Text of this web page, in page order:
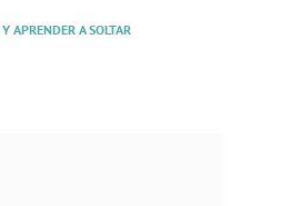
APRENDER A SOLTAR